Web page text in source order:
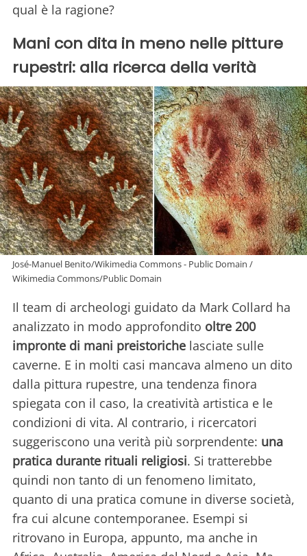
qual è la ragione?
Mani con dita in meno nelle pitture
rupestri: alla ricerca della verità
José-Manuel Benito/Wikimedia Commons - Public Domain /
Wikimedia Commons/Public Domain
Il team di archeologi guidato da Mark Collard ha
analizzato in modo approfondito oltre 200
impronte di mani preistoriche lasciate sulle
caverne. E in molti casi mancava almeno un dito
dalla pittura rupestre, una tendenza finora
spiegata con il caso, la creatività artistica e le
condizioni di vita. Al contrario, i ricercatori
suggeriscono una verità più sorprendente: una
pratica durante rituali religiosi. Si tratterebbe
quindi non tanto di un fenomeno limitato,
quanto di una pratica comune in diverse società,
fra cui alcune contemporanee. Esempi si
ritrovano in Europa, appunto, ma anche in